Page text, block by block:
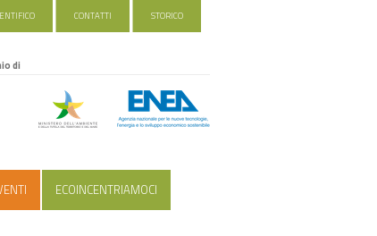
CONTATTI STORICO
di
ECOINCENTRIAMOCI